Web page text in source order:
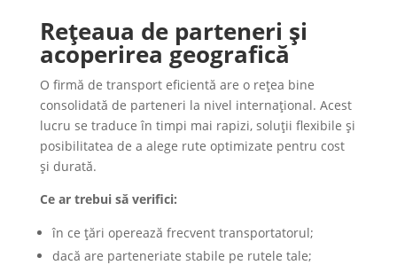
Rețeaua de parteneri și
acoperirea geografică
O firmă de transport eficientă are o rețea bine
consolidată de parteneri la nivel internațional. Acest
lucru se traduce în timpi mai rapizi, soluții flexibile și
posibilitatea de a alege rute optimizate pentru cost
și durată.
Ce ar trebui să verifici:
în ce țări operează frecvent transportatorul;
dacă are parteneriate stabile pe rutele tale;